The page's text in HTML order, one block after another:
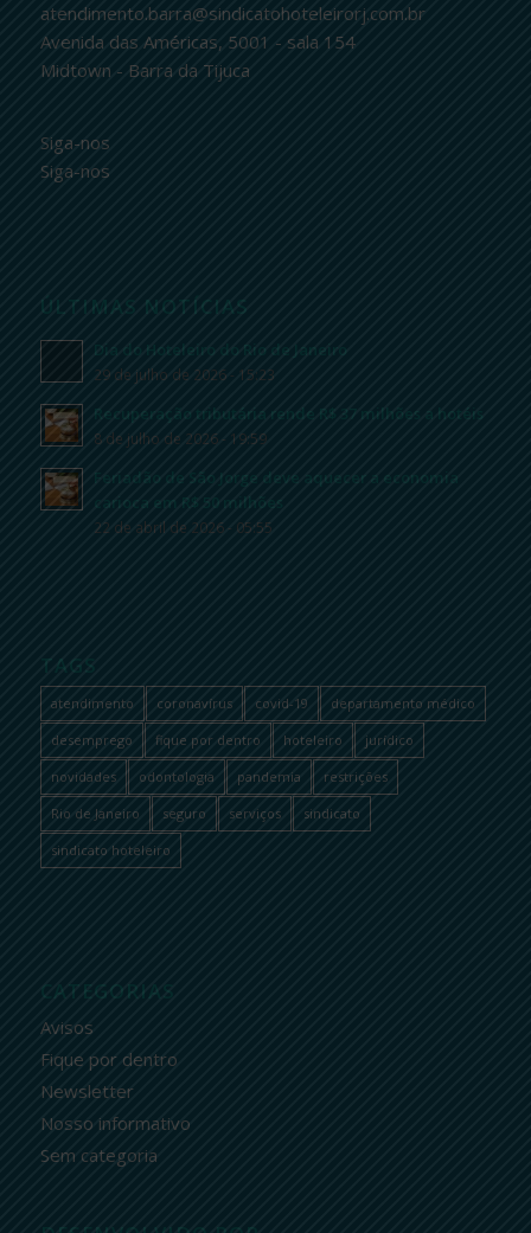
atendimento.barra@sindicatohoteleirorj.com.br
Avenida das Américas, 5001 - sala 154
Midtown - Barra da Tijuca
Siga-nos
Siga-nos
ÚLTIMAS NOTÍCIAS
Dia do Hoteleiro do Rio de Janeiro
29 de julho de 2026 - 15:23
Recuperação tributária rende R$ 37 milhões a hotéis
8 de julho de 2026 - 19:59
Feriadão de São Jorge deve aquecer a economia
carioca em R$ 50 milhões
22 de abril de 2026 - 05:55
TAGS
atendimento coronavírus covid-19 departamento médico
desemprego fique por dentro hoteleiro jurídico
novidades odontologia pandemia restrições
Rio de Janeiro seguro serviços sindicato
sindicato hoteleiro
CATEGORIAS
Avisos
Fique por dentro
Newsletter
Nosso informativo
Sem categoria